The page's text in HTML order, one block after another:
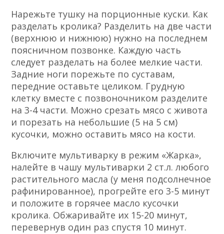
Нарежьте тушку на порционные куски. Как
разделать кролика? Разделить на две части
(верхнюю и нижнюю) нужно на последнем
поясничном позвонке. Каждую часть
следует разделать на более мелкие части.
Задние ноги порежьте по суставам,
передние оставьте целиком. Грудную
клетку вместе с позвоночником разделите
на 3-4 части. Можно срезать мясо с живота
и порезать на небольшие (5 на 5 см)
кусочки, можно оставить мясо на кости.
Включите мультиварку в режим «Жарка»,
налейте в чашу мультиварки 2 ст.л. любого
растительного масла (у меня подсолнечное
рафинированное), прогрейте его 3-5 минут
и положите в горячее масло кусочки
кролика. Обжаривайте их 15-20 минут,
перевернув один раз спустя 10 минут.